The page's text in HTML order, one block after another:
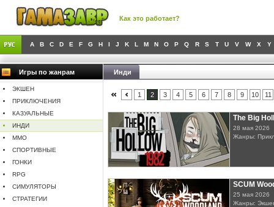
Как это работает?
A B C D E F G H I J K L M N O P Q R S T U V W X Y
Игры по жанрам
ЭКШЕН
ПРИКЛЮЧЕНИЯ
КАЗУАЛЬНЫЕ
ИНДИ
MMO
СПОРТИВНЫЕ
ГОНКИ
RPG
СИМУЛЯТОРЫ
СТРАТЕГИИ
Инди
1 2 3 4 5 6 7 8 9 10 11
The Big
28 мая 2026
Жанры:
SCUM
25 мая 2026
Жанры: